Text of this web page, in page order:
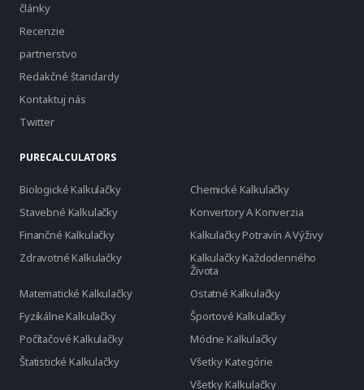
články
Recenzie
partnerstvo
Redakčné štandardy
Kontaktuj nás
Twitter
PURECALCULATORS
Biologické Kalkulačky
Chemické Kalkulačky
Stavebné Kalkulačky
Konvertory A Konverzia
Finančné Kalkulačky
Kalkulačky Potravín A Výživy
Zdravotné Kalkulačky
Kalkulačky Každodenného
Života
Matematické Kalkulačky
Ostatné Kalkulačky
Fyzikálne Kalkulačky
Športové Kalkulačky
Počítačové Kalkulačky
Módne Kalkulačky
Štatistické Kalkulačky
Všetky Kategórie
Všetky Kalkulačky